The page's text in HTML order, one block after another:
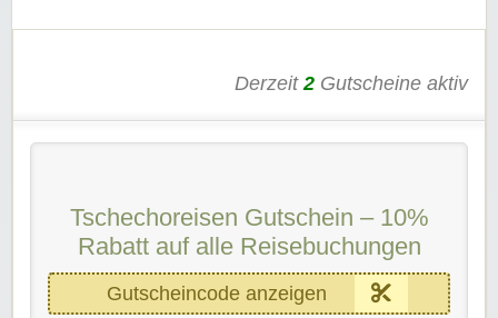
Derzeit2 Gutscheine aktiv
Tschechoreisen Gutschein – 10%
Rabatt auf alle Reisebuchungen
Gutscheincode anzeigen